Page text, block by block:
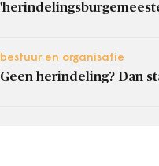
bestuur en organisatie
Geen herindeling? Dan